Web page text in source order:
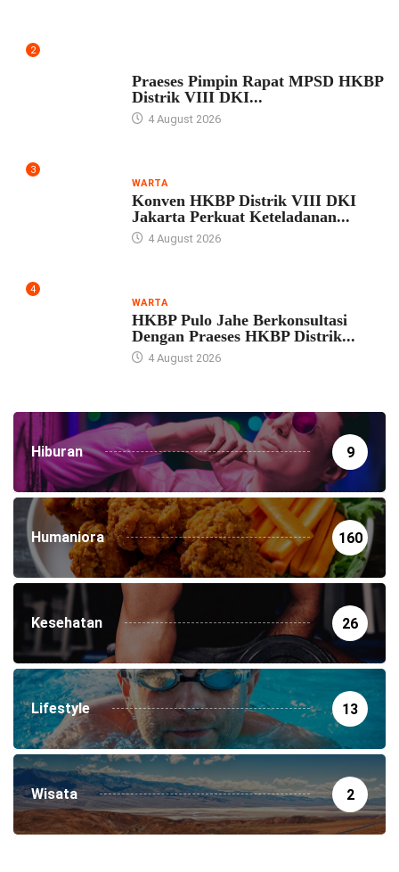
2
Praeses Pimpin Rapat MPSD HKBP
Distrik VIII DKI...
4 August 2026
3
WARTA
Konven HKBP Distrik VIII DKI
Jakarta Perkuat Keteladanan...
4 August 2026
4
WARTA
HKBP Pulo Jahe Berkonsultasi
Dengan Praeses HKBP Distrik...
4 August 2026
Hiburan 9
Humaniora 160
Kesehatan 26
Lifestyle 13
Wisata 2